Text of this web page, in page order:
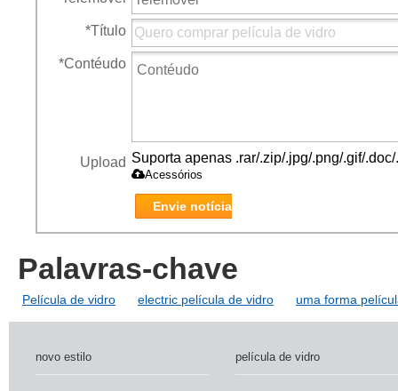
*Título
*Contéudo
Upload Suporta apenas .rar/.zip/.jpg/.png/.gif/
Acessórios
Envie notícia
Palavras-chave
Película de vidro electric película de vidro uma forma
novo estilo película de vidro